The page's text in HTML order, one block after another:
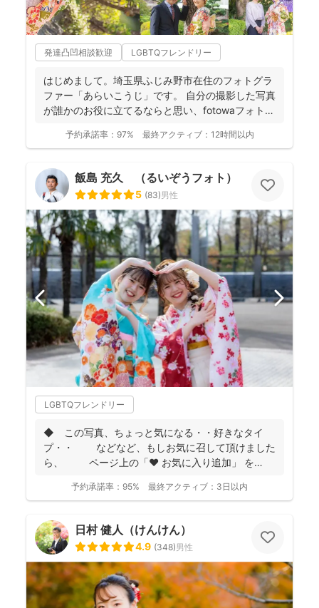
発達凸凹相談歓迎 LGBTQフレンドリー
はじめまして。埼玉県ふじみ野市在住のフォトグラ
ファー「あらいこうじ」です。 自分の撮影した写真
が誰かのお役に立てるならと思い、fotowaフォトグ
予約承諾率： 97% 最終アクティブ： 12時間以内
飯島 充久 （るいぞうフォト）
5 (83)男性
LGBTQフレンドリー
◆ この写真、ちょっと気になる・・好きなタイ
プ・・ などなど、もしお気に召して頂けました
ら、 ページ上の「❤ お気に入り追加」 を
予約承諾率： 95% 最終アクティブ： 3日以内
日村 健人（けんけん）
4.9 (348)男性